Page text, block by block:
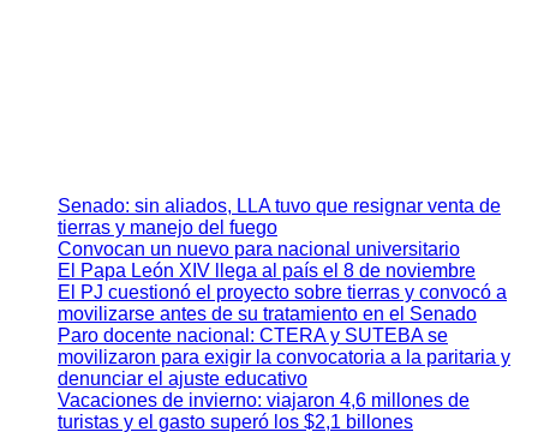
Senado: sin aliados, LLA tuvo que resignar venta de
tierras y manejo del fuego
Convocan un nuevo para nacional universitario
El Papa León XIV llega al país el 8 de noviembre
El PJ cuestionó el proyecto sobre tierras y convocó a
movilizarse antes de su tratamiento en el Senado
Paro docente nacional: CTERA y SUTEBA se
movilizaron para exigir la convocatoria a la paritaria y
denunciar el ajuste educativo
Vacaciones de invierno: viajaron 4,6 millones de
turistas y el gasto superó los $2,1 billones